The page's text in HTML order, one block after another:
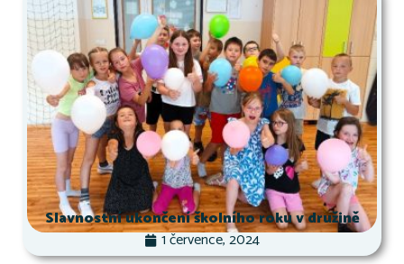
Slavnostní ukončení školního roku v družině
1 července, 2024